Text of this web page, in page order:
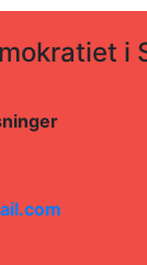
i